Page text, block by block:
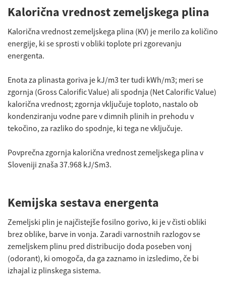
Kalorična vrednost zemeljskega plina
Kalorična vrednost zemeljskega plina (KV) je merilo za količino
energije, ki se sprosti v obliki toplote pri zgorevanju
energenta.
Enota za plinasta goriva je kJ/m3 ter tudi kWh/m3; meri se
zgornja (Gross Calorific Value) ali spodnja (Net Calorific Value)
kalorična vrednost; zgornja vključuje toploto, nastalo ob
kondenziranju vodne pare v dimnih plinih in prehodu v
tekočino, za razliko do spodnje, ki tega ne vključuje.
Povprečna zgornja kalorična vrednost zemeljskega plina v
Sloveniji znaša 37.968 kJ/Sm3.
Kemijska sestava energenta
Zemeljski plin je najčistejše fosilno gorivo, ki je v čisti obliki
brez oblike, barve in vonja. Zaradi varnostnih razlogov se
zemeljskem plinu pred distribucijo doda poseben vonj
(odorant), ki omogoča, da ga zaznamo in izsledimo, če bi
izhajal iz plinskega sistema.